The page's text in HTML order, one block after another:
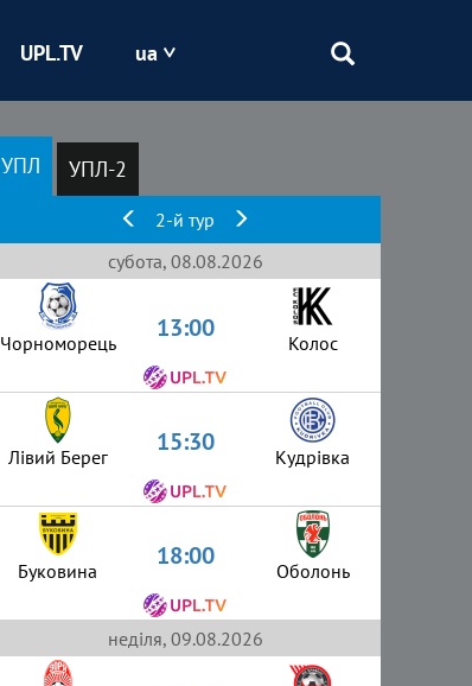
Кривбас
Оболонь
UPL.TV ua
УПЛ УПЛ-2
2-й тур
субота, 08.08.2026
Чорноморець 13:00 Колос
Лівий Берег 15:30 Кудрівка
Буковина 18:00 Оболонь
неділя, 09.08.2026